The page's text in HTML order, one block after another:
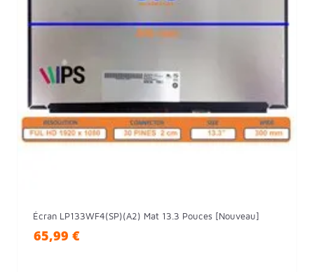
Écran LP133WF4(SP)(A2) Mat 13.3 Pouces [Nouveau]
65,99 €